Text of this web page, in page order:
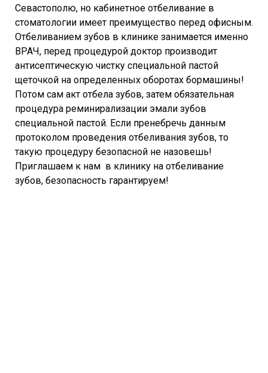
Севастополю, но кабинетное отбеливание в
стоматологии имеет преимущество перед офисным.
Отбеливанием зубов в клинике занимается именно
ВРАЧ, перед процедурой доктор производит
антисептическую чистку специальной пастой
щеточкой на определенных оборотах бормашины!
Потом сам акт отбела зубов, затем обязательная
процедура реминирализации эмали зубов
специальной пастой. Если пренебречь данным
протоколом проведения отбеливания зубов, то
такую процедуру безопасной не назовешь!
Приглашаем к нам в клинику на отбеливание
зубов, безопасность гарантируем!